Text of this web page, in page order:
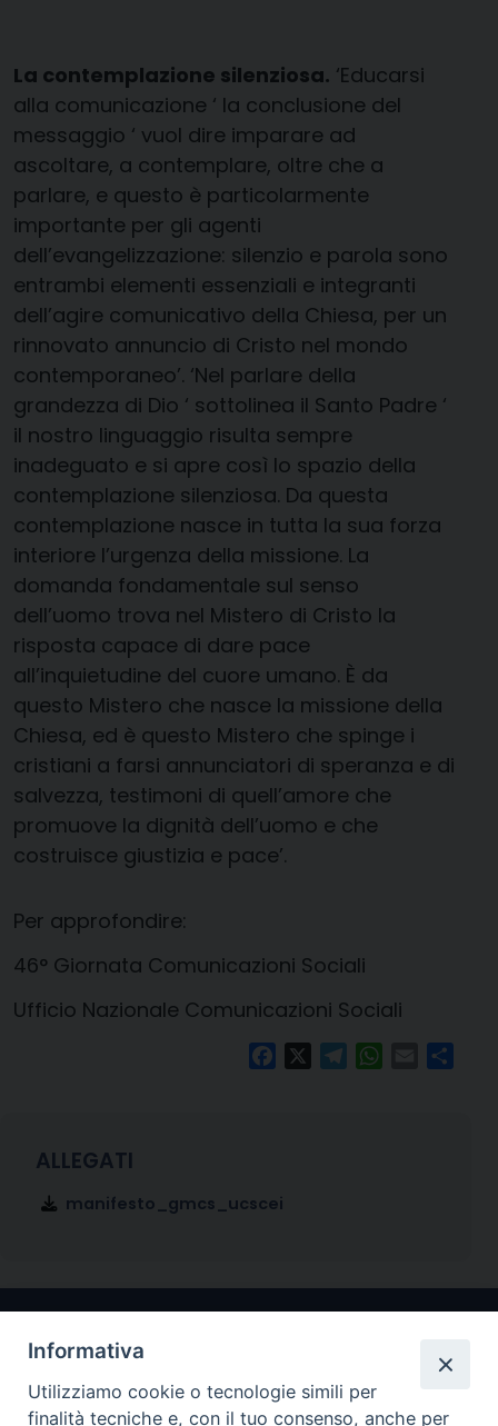
La contemplazione silenziosa. ‘Educarsi
alla comunicazione ‘ la conclusione del
messaggio ‘ vuol dire imparare ad
ascoltare, a contemplare, oltre che a
parlare, e questo è particolarmente
importante per gli agenti
dell’evangelizzazione: silenzio e parola sono
entrambi elementi essenziali e integranti
dell’agire comunicativo della Chiesa, per un
rinnovato annuncio di Cristo nel mondo
contemporaneo’. ‘Nel parlare della
grandezza di Dio ‘ sottolinea il Santo Padre ‘
il nostro linguaggio risulta sempre
inadeguato e si apre così lo spazio della
contemplazione silenziosa. Da questa
contemplazione nasce in tutta la sua forza
interiore l’urgenza della missione. La
domanda fondamentale sul senso
dell’uomo trova nel Mistero di Cristo la
risposta capace di dare pace
all’inquietudine del cuore umano. È da
questo Mistero che nasce la missione della
Chiesa, ed è questo Mistero che spinge i
cristiani a farsi annunciatori di speranza e di
salvezza, testimoni di quell’amore che
promuove la dignità dell’uomo e che
costruisce giustizia e pace’.
Per approfondire:
46° Giornata Comunicazioni Sociali
Ufficio Nazionale Comunicazioni Sociali
FacebookTelegramWhatsApp
Email
manifesto_gmcs_ucscei
Informativa
Utilizziamo cookie o tecnologie simili per
finalità tecniche e, con il tuo consenso, anche per